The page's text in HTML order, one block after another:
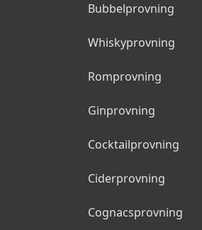
Bubbelprovning
Whiskyprovning
Romprovning
Ginprovning
Cocktailprovning
Ciderprovning
Cognacsprovning